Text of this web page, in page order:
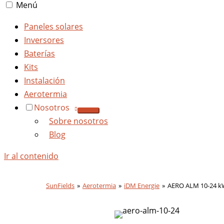
Menú
Paneles solares
Inversores
Baterías
Kits
Instalación
Aerotermia
Nosotros
Sobre nosotros
Blog
Ir al contenido
SunFields Aerotermia iDM Energie AERO ALM 10-24